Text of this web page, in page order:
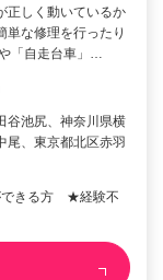
正しく動いているか
単な修理を行ったり
「自走台車」…
谷池尻、神奈川県横
尾、東京都北区赤羽
できる方 ★経験不